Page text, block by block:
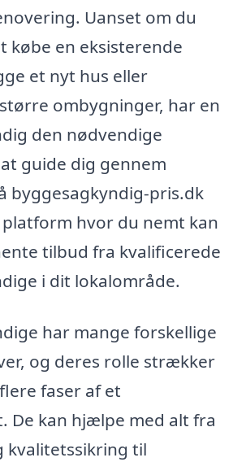
Uanset om du
købe en eksisterende
et nyt hus eller
ombygninger, har en
den nødvendige
guide dig gennem
byggesagkyndig-pris.dk
hvor du nemt kan
tilbud fra kvalificerede
i dit lokalområde.
har mange forskellige
og deres rolle strækker
faser af et
De kan hjælpe med alt fra
kvalitetssikring til